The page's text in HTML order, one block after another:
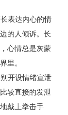
表达内心的情
的人倾诉。长
心情总是灰蒙
里。
开设情绪宣泄
较直接的发泄
戴上拳击手